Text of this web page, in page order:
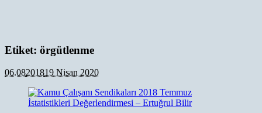
Etiket: örgütlenme
06.08201819 Nisan 2020